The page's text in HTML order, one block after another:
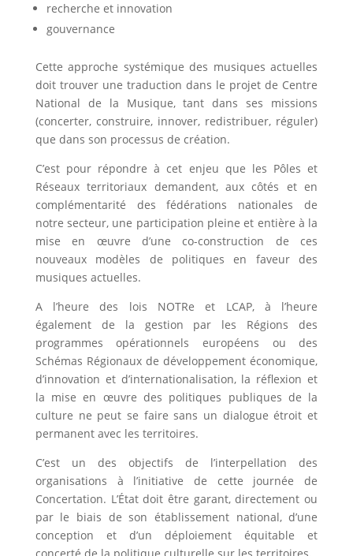
recherche et innovation
gouvernance
Cette approche systémique des musiques actuelles
doit trouver une traduction dans le projet de Centre
National de la Musique, tant dans ses missions
(concerter, construire, innover, redistribuer, réguler)
que dans son processus de création.
C’est pour répondre à cet enjeu que les Pôles et
Réseaux territoriaux demandent, aux côtés et en
complémentarité des fédérations nationales de
notre secteur, une participation pleine et entière à la
mise en œuvre d’une co-construction de ces
nouveaux modèles de politiques en faveur des
musiques actuelles.
A l’heure des lois NOTRe et LCAP, à l’heure
également de la gestion par les Régions des
programmes opérationnels européens ou des
Schémas Régionaux de développement économique,
d’innovation et d’internationalisation, la réflexion et
la mise en œuvre des politiques publiques de la
culture ne peut se faire sans un dialogue étroit et
permanent avec les territoires.
C’est un des objectifs de l’interpellation des
organisations à l’initiative de cette journée de
Concertation. L’État doit être garant, directement ou
par le biais de son établissement national, d’une
conception et d’un déploiement équitable et